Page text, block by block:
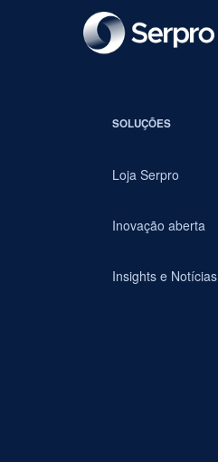
SOLUÇÕES
Loja Serpro
Inovação aberta
Insights e Notícias